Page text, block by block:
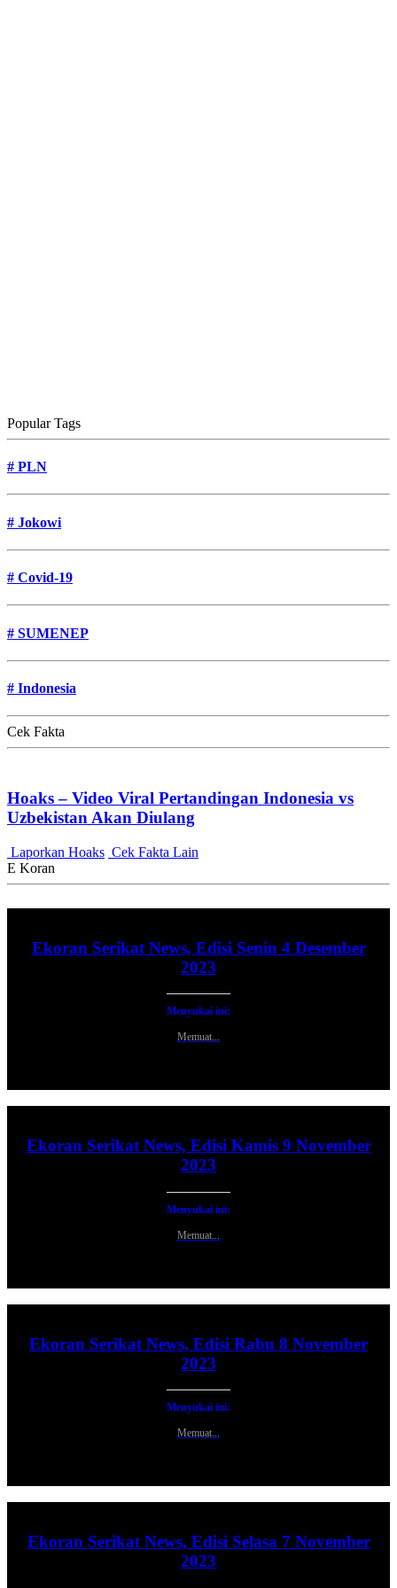
Popular Tags
# PLN
# Jokowi
# Covid-19
# SUMENEP
# Indonesia
Cek Fakta
Hoaks – Video Viral Pertandingan Indonesia vs
Uzbekistan Akan Diulang
Laporkan Hoaks Cek Fakta Lain
E Koran
Ekoran Serikat News, Edisi Senin 4 Desember
2023
Menyukai ini:
Memuat...
Ekoran Serikat News, Edisi Kamis 9 November
2023
Menyukai ini:
Memuat...
Ekoran Serikat News, Edisi Rabu 8 November
2023
Menyukai ini:
Memuat...
Ekoran Serikat News, Edisi Selasa 7 November
2023